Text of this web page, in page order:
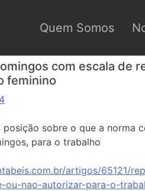
Quem Somos
com escala de
feminino
sobre o que a norma
para o trabalho
artigos/65121/
nao-autorizar-para-o-